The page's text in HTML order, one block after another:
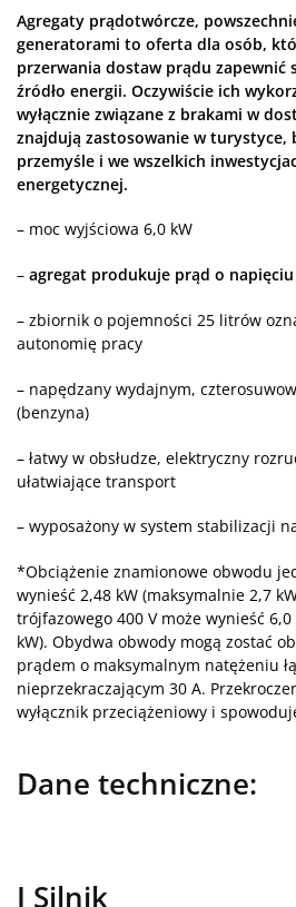
Agregaty prądotwórcze,
generatorami to oferta dla osób,
przerwania dostaw prądu zapewnić
źródło energii. Oczywiście ich
wyłącznie związane z brakami w
znajdują zastosowanie w turystyce,
przemyśle i we wszelkich
energetycznej.
– moc wyjściowa 6,0 kW
– agregat produkuje prąd o napięciu
– zbiornik o pojemności 25 litrów
autonomię pracy
– napędzany wydajnym,
(benzyna)
– łatwy w obsłudze, elektryczny
ułatwiające transport
– wyposażony w system stabilizacji
*Obciążenie znamionowe obwodu
wynieść 2,48 kW (maksymalnie 2,7
trójfazowego 400 V może wynieść
kW). Obydwa obwody mogą zostać
prądem o maksymalnym natężeniu
nieprzekraczającym 30 A.
wyłącznik przeciążeniowy i
Dane techniczne:
I Silnik